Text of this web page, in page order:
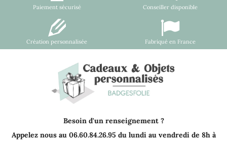
Paiement sécurisé Conseiller disponible
Création personnalisée Fabriqué en France
Besoin d'un renseignement ?
Appelez nous au 06.60.84.26.95 du lundi au vendredi de 8h à